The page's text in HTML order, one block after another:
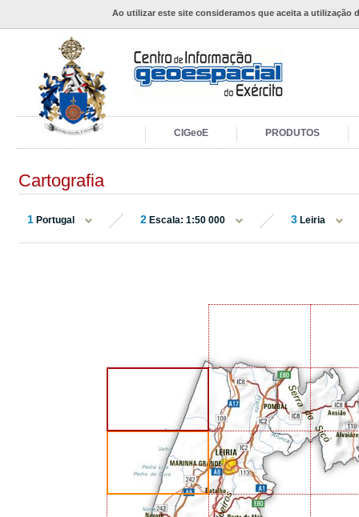
Ao utilizar este site consideramos que aceita a utilização
CIGeoE PRODUTOS
Cartografia
1 Portugal 2 Escala: 1:50 000 3 Leiria